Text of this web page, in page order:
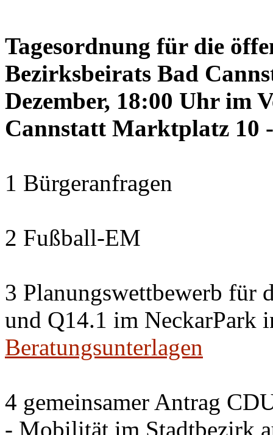
Tagesordnung für die
Bezirksbeirats Bad
Dezember, 18:00 Uhr im
Cannstatt Marktplatz 10
1 Bürgeranfragen
2 Fußball-EM
3 Planungswettbewerb für
und Q14.1 im NeckarPark
Beratungsunterlagen
4 gemeinsamer Antrag
- Mobilität im Stadtbezirk